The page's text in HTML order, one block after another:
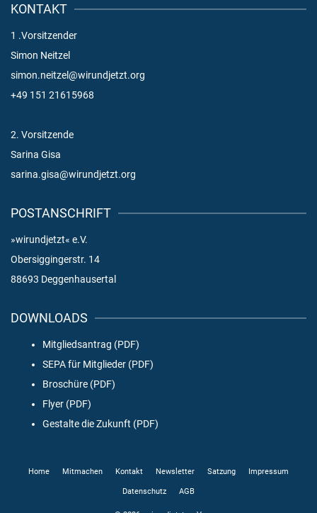
KONTAKT
1 .Vorsitzender
Simon Neitzel
simon.neitzel@wirundjetzt.org
+49 151 21615968
2. Vorsitzende
Sarina Gisa
sarina.gisa@wirundjetzt.org
POSTANSCHRIFT
»wirundjetzt« e.V.
Obersiggingerstr. 14
88693 Deggenhausertal
DOWNLOADS
Mitgliedsantrag (PDF)
SEPA für Mitglieder (PDF)
Broschüre (PDF)
Flyer (PDF)
Gestalte die Zukunft (PDF)
Home Mitmachen Kontakt Newsletter Satzung Impressum
Datenschutz AGB